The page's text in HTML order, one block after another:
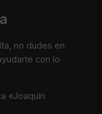
no dudes en
con lo
«Joaquín